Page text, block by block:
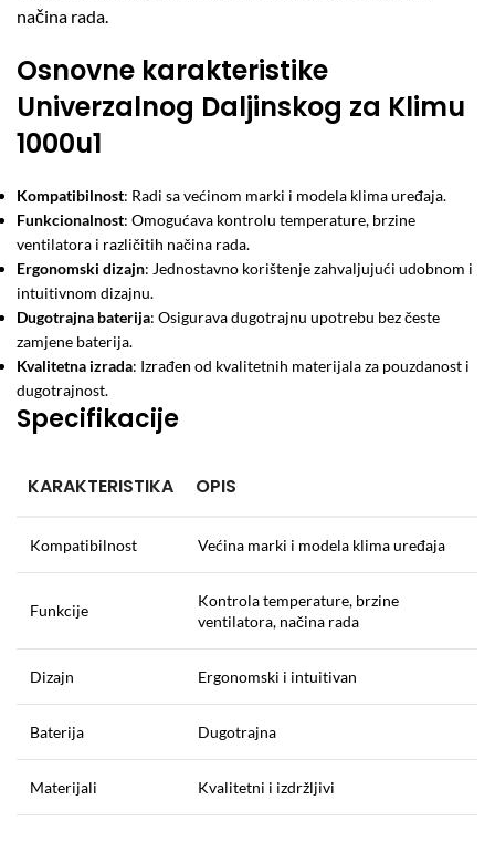
načina rada.
Osnovne karakteristike
Univerzalnog Daljinskog za Klimu
1000u1
Kompatibilnost: Radi sa većinom marki i modela klima uređaja.
Funkcionalnost: Omogućava kontrolu temperature, brzine
ventilatora i različitih načina rada.
Ergonomski dizajn: Jednostavno korištenje zahvaljujući udobnom i
intuitivnom dizajnu.
Dugotrajna baterija: Osigurava dugotrajnu upotrebu bez česte
zamjene baterija.
Kvalitetna izrada: Izrađen od kvalitetnih materijala za pouzdanost i
dugotrajnost.
Specifikacije
KARAKTERISTIKA OPIS
Kompatibilnost Većina marki i modela klima uređaja
Funkcije
Kontrola temperature, brzine
ventilatora, načina rada
Dizajn Ergonomski i intuitivan
Baterija Dugotrajna
Materijali Kvalitetni i izdržljivi